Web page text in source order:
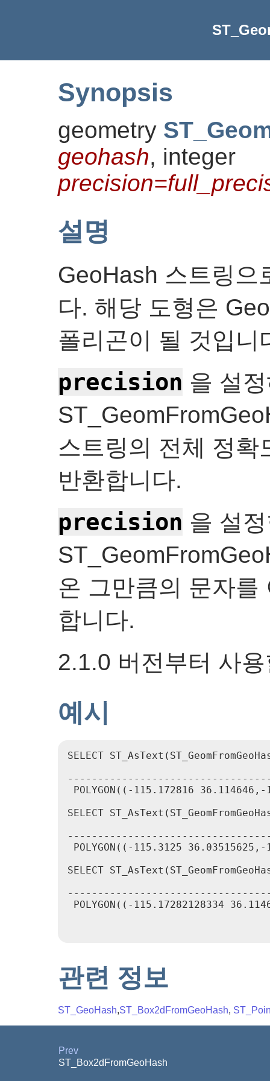
Synopsis
geometry
geohash, integer
설명
GeoHash 스트링으
다. 해당 도형은
폴리곤이 될 것입니
precision 을 설
스트링의 전체 정확
반환합니다.
precision 을 설
온 그만큼의 문자를
합니다.
2.1.0 버전부터 사
예시
SELECT
POLYGON((-115.172816
SELECT
POLYGON((-115.3125
SELECT
POLYGON((-115.17282128334
관련 정보
ST_GeoHash,ST_Box2dFromGeoHash,
Prev
ST_Box2dFromGeoHash